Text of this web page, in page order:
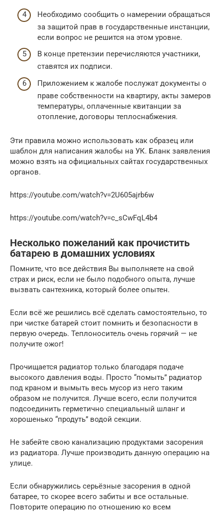
Необходимо сообщить о намерении обращаться
за защитой прав в государственные инстанции,
если вопрос не решится на этом уровне.
В конце претензии перечисляются участники,
ставятся их подписи.
Приложением к жалобе послужат документы о
праве собственности на квартиру, акты замеров
температуры, оплаченные квитанции за
отопление, договоры теплоснабжения.
Эти правила можно использовать как образец или
шаблон для написания жалобы на УК. Бланк заявления
можно взять на официальных сайтах государственных
органов.
https://youtube.com/watch?v=2U605ajrb6w
https://youtube.com/watch?v=c_sCwFqL4b4
Несколько пожеланий как прочистить
батарею в домашних условиях
Помните, что все действия Вы выполняете на свой
страх и риск, если не было подобного опыта, лучше
вызвать сантехника, который более опытен.
Если всё же решились всё сделать самостоятельно, то
при чистке батарей стоит помнить и безопасности в
первую очередь. Теплоноситель очень горячий — не
получите ожог!
Прочищается радиатор только благодаря подаче
высокого давления воды. Просто “помыть” радиатор
под краном и вымыть весь мусор из него таким
образом не получится. Лучше всего, если получится
подсоединить герметично специальный шланг и
хорошенько “продуть” водой секции.
Не забейте свою канализацию продуктами засорения
из радиатора. Лучше производить данную операцию на
улице.
Если обнаружились серьёзные засорения в одной
батарее, то скорее всего забиты и все остальные.
Повторите операцию по отношению ко всем